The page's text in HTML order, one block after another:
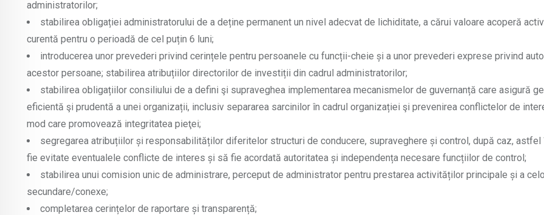
administratorilor;
stabilirea obligației administratorului de a deține permanent un nivel adecvat de lichiditate, a cărui valoare acoperă
curentă pentru o perioadă de cel puțin 6 luni;
introducerea unor prevederi privind cerințele pentru persoanele cu funcții-cheie și a unor prevederi exprese privind
acestor persoane; stabilirea atribuțiilor directorilor de investiții din cadrul administratorilor;
stabilirea obligațiilor consiliului de a defini şi supraveghea implementarea mecanismelor de guvernanță care asigură
eficientă şi prudentă a unei organizații, inclusiv separarea sarcinilor în cadrul organizației şi prevenirea conflictelor de
mod care promovează integritatea pieţei;
segregarea atribuțiilor și responsabilităților diferitelor structuri de conducere, supraveghere și control, după caz, astfel
fie evitate eventualele conflicte de interes și să fie acordată autoritatea și independența necesare funcțiilor de control;
stabilirea unui comision unic de administrare, perceput de administrator pentru prestarea activităților principale și a
secundare/conexe;
completarea cerințelor de raportare și transparență;